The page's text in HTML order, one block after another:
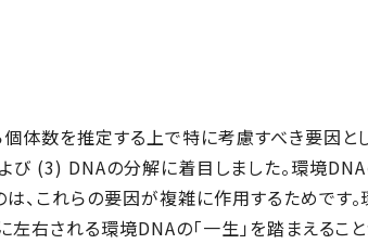
体数を推定する上で特に考慮すべき要因と
び (3) DNAの分解に着目しました。環境
、これらの要因が複雑に作用するためです
左右される環境DNAの「一生」を踏まえるこ